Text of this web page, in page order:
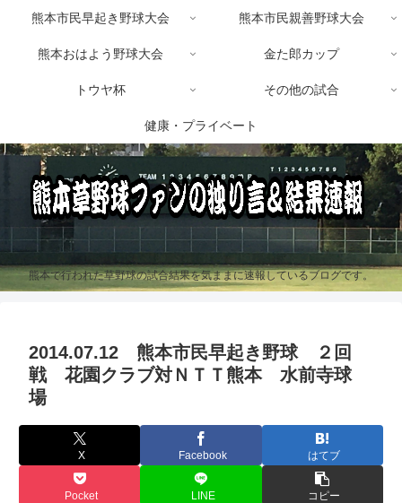
熊本で行われた草野球の試合結果を気ままに速報しているブログです。
熊本市民早起き野球大会 熊本市民親善野球大会
熊本おはよう野球大会 金た郎カップ
トウヤ杯 その他の試合
健康・プライベート
2014.07.12 熊本市民早起き野球 ２回
戦 花園クラブ対ＮＴＴ熊本 水前寺球
場
X Facebook はてブ
Pocket LINE コピー